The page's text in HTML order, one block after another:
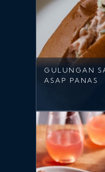
GULUNGAN
ASAP PANAS